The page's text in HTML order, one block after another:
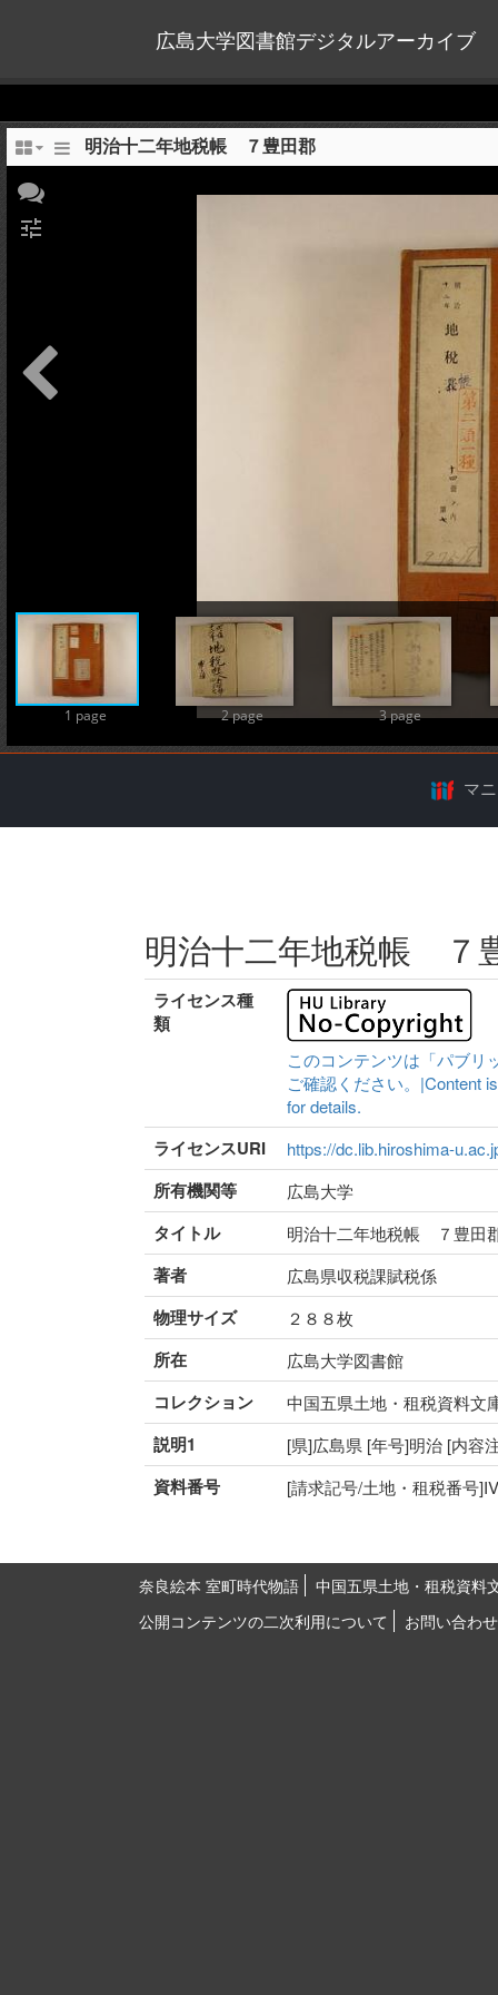
広島大学図書館デジタルアーカイブ
明治十二年地税帳 ７豊田郡
1 page 2 page 3 page
tune
マ
明治十二年地税帳 ７
ライセンス種
類
このコンテンツは「パブリ
ご確認ください。|Content
for details.
ライセンスURI https://dc.lib.hiroshima-
所有機関等 広島大学
タイトル 明治十二年地税帳 ７豊田
著者 広島県収税課賦税係
物理サイズ ２８８枚
所在 広島大学図書館
コレクション 中国五県土地・租税資料文
説明1 [県]広島県 [年号]明治 [内容
資料番号 [請求記号/土地・租税番号
奈良絵本 室町時代物語
中国五県土地・租税資料
公開コンテンツの二次利用について
お問い合わせ